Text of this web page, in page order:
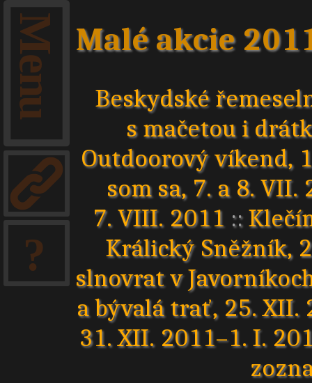
Malé akcie
Beskydské
s mačetou i
Outdoorový víkend,
som sa, 7. a 8. VII.
7. VIII. 2011 ::
Králický Sněžník,
slnovrat v
a bývalá trať, 25. XII.
31. XII. 2011–1. I.